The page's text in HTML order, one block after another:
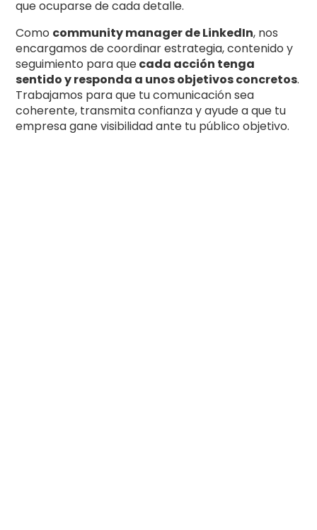
que ocuparse de cada detalle.
Como community manager de LinkedIn, nos
encargamos de coordinar estrategia, contenido y
seguimiento para quecada acción tenga
sentido y responda a unos objetivos concretos.
Trabajamos para que tu comunicación sea
coherente, transmita confianza y ayude a que tu
empresa gane visibilidad ante tu público objetivo.